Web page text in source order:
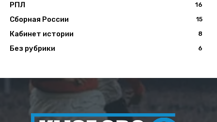
РПЛ 16
Сборная России 15
Кабинет истории 8
Без рубрики 6